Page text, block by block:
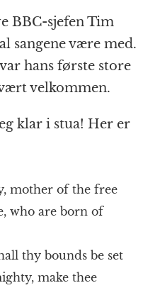
BBC-sjefen Tim
sangene være med.
hans første store
velkommen.
klar i stua! Her er
mother of the free
who are born of
thy bounds be set
make thee